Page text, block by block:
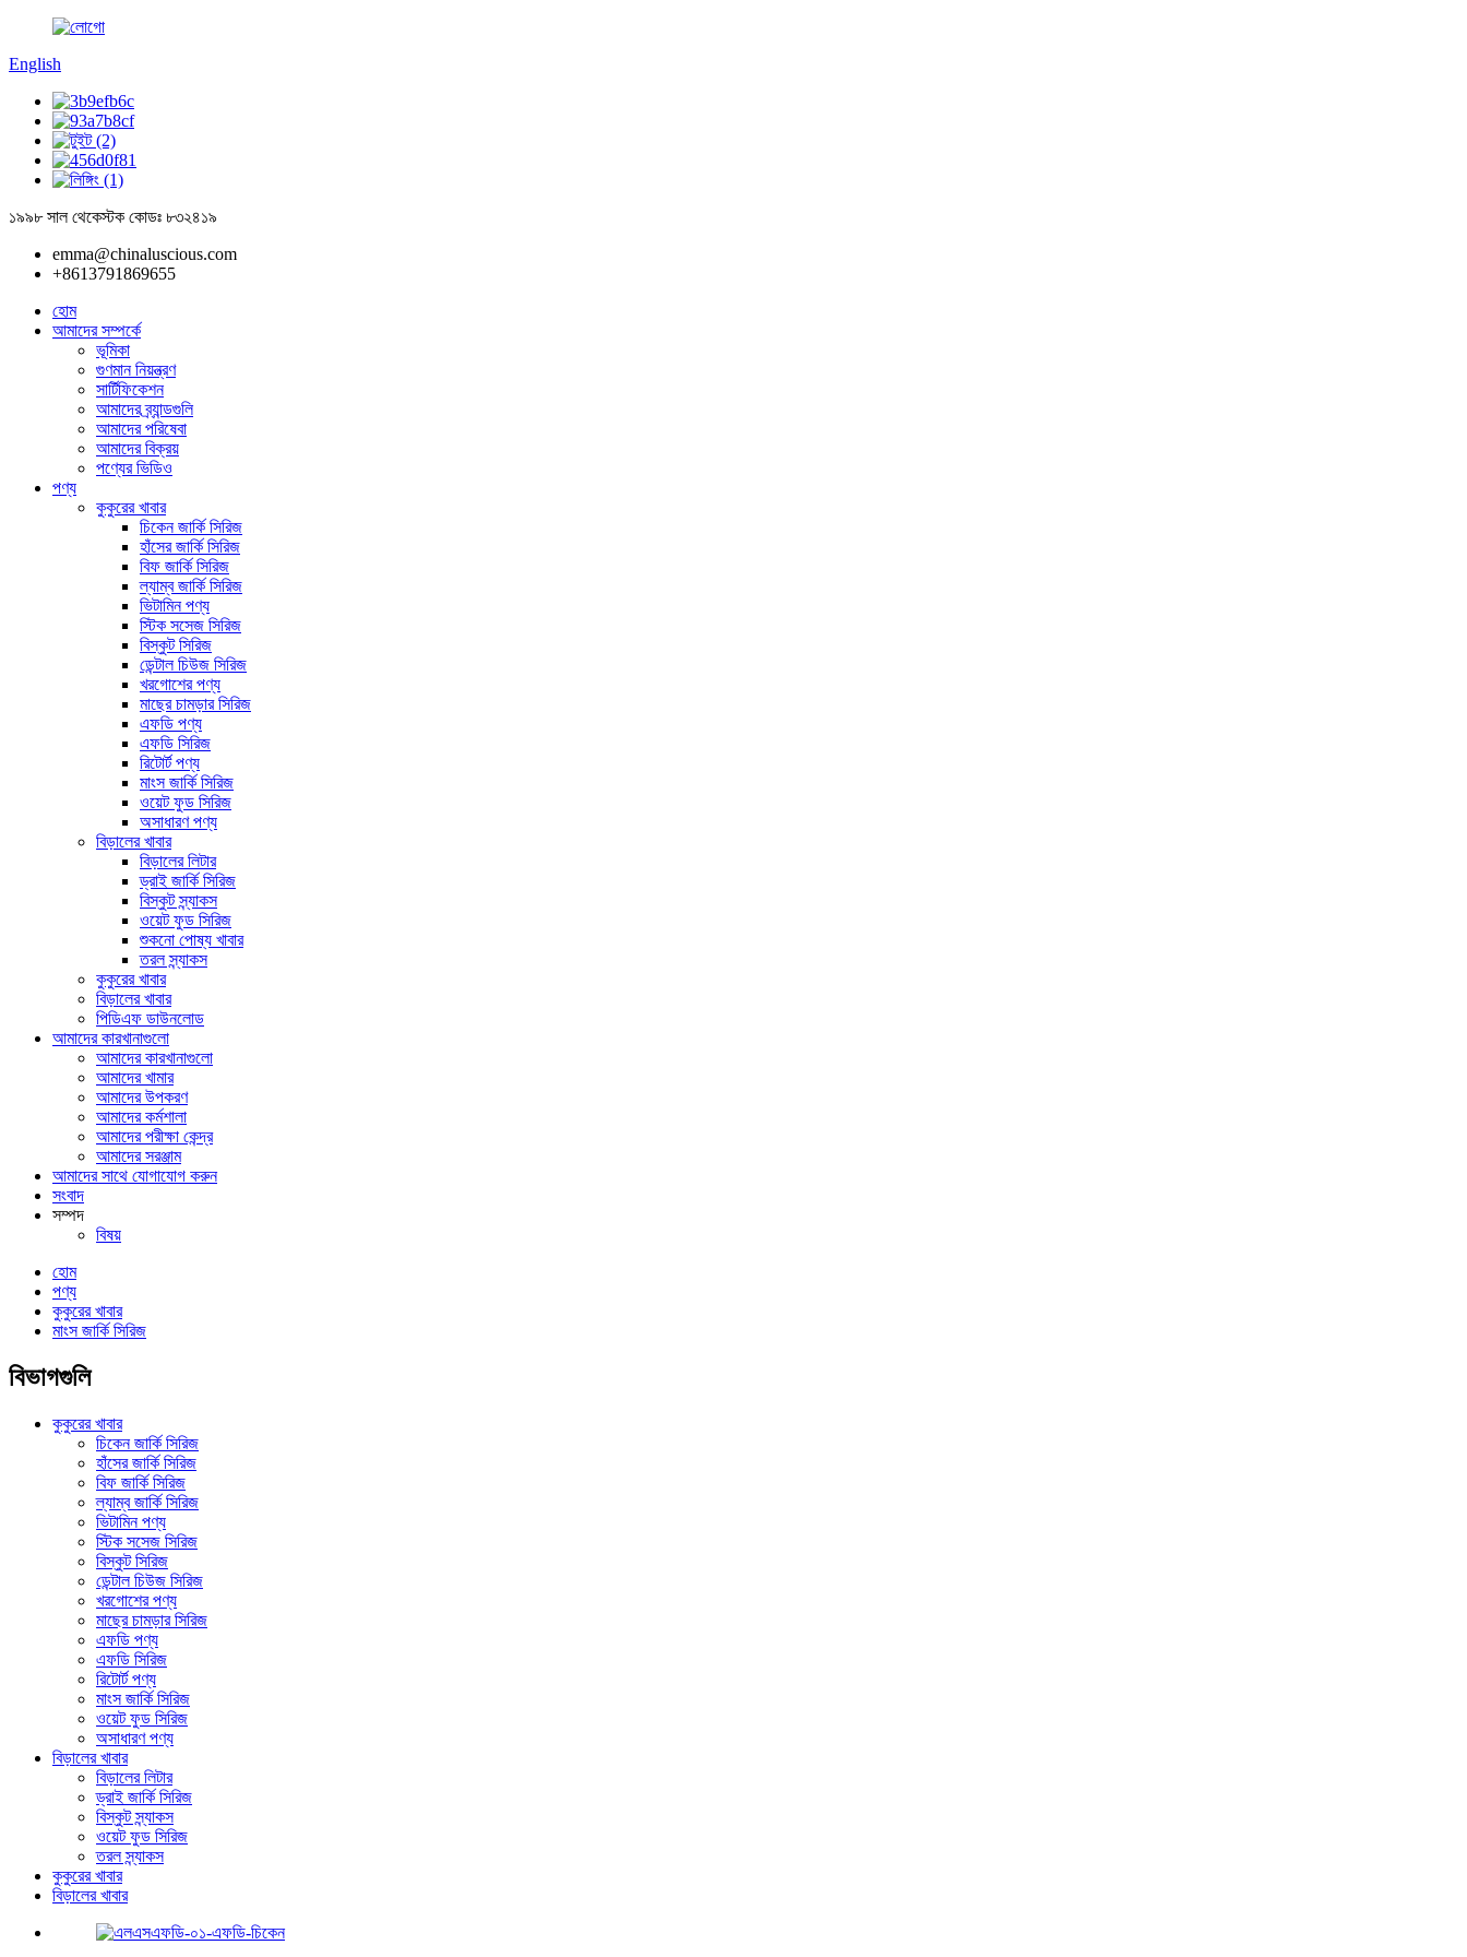
English
১৯৯৮ সাল থেকেস্টক কোডঃ ৮৩২৪১৯
emma@chinaluscious.com
+8613791869655
হোম
আমাদের সম্পর্কে
ভূমিকা
গুণমান নিয়ন্ত্রণ
সার্টিফিকেশন
আমাদের ব্র্যান্ডগুলি
আমাদের পরিষেবা
আমাদের বিক্রয়
পণ্যের ভিডিও
পণ্য
কুকুরের খাবার
চিকেন জার্কি সিরিজ
হাঁসের জার্কি সিরিজ
বিফ জার্কি সিরিজ
ল্যাম্ব জার্কি সিরিজ
ভিটামিন পণ্য
স্টিক সসেজ সিরিজ
বিস্কুট সিরিজ
ডেন্টাল চিউজ সিরিজ
খরগোশের পণ্য
মাছের চামড়ার সিরিজ
এফডি পণ্য
এফডি সিরিজ
রিটোর্ট পণ্য
মাংস জার্কি সিরিজ
ওয়েট ফুড সিরিজ
অসাধারণ পণ্য
বিড়ালের খাবার
বিড়ালের লিটার
ড্রাই জার্কি সিরিজ
বিস্কুট স্ন্যাকস
ওয়েট ফুড সিরিজ
শুকনো পোষ্য খাবার
তরল স্ন্যাকস
কুকুরের খাবার
বিড়ালের খাবার
পিডিএফ ডাউনলোড
আমাদের কারখানাগুলো
আমাদের কারখানাগুলো
আমাদের খামার
আমাদের উপকরণ
আমাদের কর্মশালা
আমাদের পরীক্ষা কেন্দ্র
আমাদের সরঞ্জাম
আমাদের সাথে যোগাযোগ করুন
সংবাদ
সম্পদ
বিষয়
হোম
পণ্য
কুকুরের খাবার
মাংস জার্কি সিরিজ
বিভাগগুলি
কুকুরের খাবার
চিকেন জার্কি সিরিজ
হাঁসের জার্কি সিরিজ
বিফ জার্কি সিরিজ
ল্যাম্ব জার্কি সিরিজ
ভিটামিন পণ্য
স্টিক সসেজ সিরিজ
বিস্কুট সিরিজ
ডেন্টাল চিউজ সিরিজ
খরগোশের পণ্য
মাছের চামড়ার সিরিজ
এফডি পণ্য
এফডি সিরিজ
রিটোর্ট পণ্য
মাংস জার্কি সিরিজ
ওয়েট ফুড সিরিজ
অসাধারণ পণ্য
বিড়ালের খাবার
বিড়ালের লিটার
ড্রাই জার্কি সিরিজ
বিস্কুট স্ন্যাকস
ওয়েট ফুড সিরিজ
তরল স্ন্যাকস
কুকুরের খাবার
বিড়ালের খাবার